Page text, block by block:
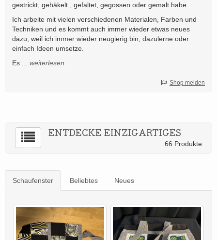
gestrickt, gehäkelt , gefaltet, gegossen oder gemalt habe.
Ich arbeite mit vielen verschiedenen Materialen, Farben und
Techniken und es kommt auch immer wieder etwas neues
dazu, weil ich immer wieder neugierig bin, dazulerne oder
einfach Ideen umsetze.
Es ... weiterlesen
Shop melden
ENTDECKE EINZIGARTIGES
66 Produkte
Schaufenster Beliebtes Neues